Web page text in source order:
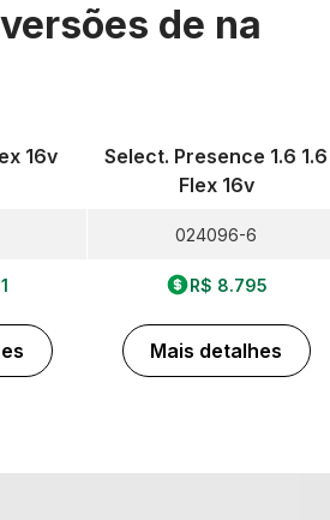
de na
16v
Select. Presence 1.6 1.6
Flex 16v
024096-6
R$ 8.795
Mais detalhes